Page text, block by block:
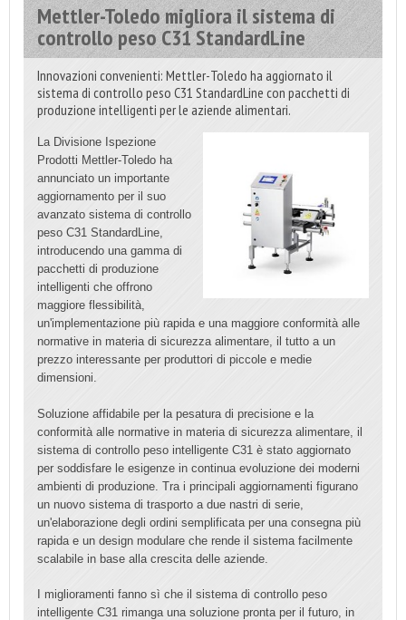
Mettler-Toledo migliora il sistema di
controllo peso C31 StandardLine
Innovazioni convenienti: Mettler-Toledo ha aggiornato il
sistema di controllo peso C31 StandardLine con pacchetti di
produzione intelligenti per le aziende alimentari.
La Divisione Ispezione
Prodotti Mettler-Toledo ha
annunciato un importante
aggiornamento per il suo
avanzato sistema di controllo
peso C31 StandardLine,
introducendo una gamma di
pacchetti di produzione
intelligenti che offrono
maggiore flessibilità,
un'implementazione più rapida e una maggiore conformità alle
normative in materia di sicurezza alimentare, il tutto a un
prezzo interessante per produttori di piccole e medie
dimensioni.
Soluzione affidabile per la pesatura di precisione e la
conformità alle normative in materia di sicurezza alimentare, il
sistema di controllo peso intelligente C31 è stato aggiornato
per soddisfare le esigenze in continua evoluzione dei moderni
ambienti di produzione. Tra i principali aggiornamenti figurano
un nuovo sistema di trasporto a due nastri di serie,
un'elaborazione degli ordini semplificata per una consegna più
rapida e un design modulare che rende il sistema facilmente
scalabile in base alla crescita delle aziende.
I miglioramenti fanno sì che il sistema di controllo peso
intelligente C31 rimanga una soluzione pronta per il futuro, in